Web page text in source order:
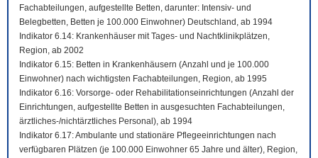
Fachabteilungen, aufgestellte Betten, darunter: Intensiv- und
Belegbetten, Betten je 100.000 Einwohner) Deutschland, ab 1994
Indikator 6.14: Krankenhäuser mit Tages- und Nachtklinikplätzen,
Region, ab 2002
Indikator 6.15: Betten in Krankenhäusern (Anzahl und je 100.000
Einwohner) nach wichtigsten Fachabteilungen, Region, ab 1995
Indikator 6.16: Vorsorge- oder Rehabilitationseinrichtungen (Anzahl der
Einrichtungen, aufgestellte Betten in ausgesuchten Fachabteilungen,
ärztliches-/nichtärztliches Personal), ab 1994
Indikator 6.17: Ambulante und stationäre Pflegeeinrichtungen nach
verfügbaren Plätzen (je 100.000 Einwohner 65 Jahre und älter), Region,